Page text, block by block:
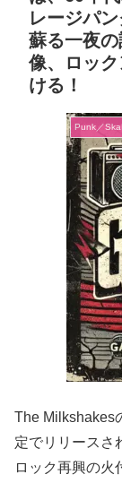
レージパ
蘇る一夜
像、ロッ
ける！
Punk／
The Milkshakes
定でリリースさ
ロック再興の火